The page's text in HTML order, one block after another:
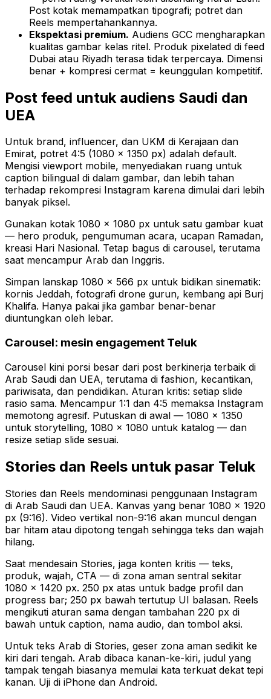
Post kotak memampatkan tipografi; potret dan
Reels mempertahankannya.
Ekspektasi premium. Audiens GCC mengharapkan
kualitas gambar kelas ritel. Produk pixelated di feed
Dubai atau Riyadh terasa tidak terpercaya. Dimensi
benar + kompresi cermat = keunggulan kompetitif.
Post feed untuk audiens Saudi dan
UEA
Untuk brand, influencer, dan UKM di Kerajaan dan
Emirat, potret 4:5 (1080 × 1350 px) adalah default.
Mengisi viewport mobile, menyediakan ruang untuk
caption bilingual di dalam gambar, dan lebih tahan
terhadap rekompresi Instagram karena dimulai dari lebih
banyak piksel.
Gunakan kotak 1080 × 1080 px untuk satu gambar kuat
— hero produk, pengumuman acara, ucapan Ramadan,
kreasi Hari Nasional. Tetap bagus di carousel, terutama
saat mencampur Arab dan Inggris.
Simpan lanskap 1080 × 566 px untuk bidikan sinematik:
kornis Jeddah, fotografi drone gurun, kembang api Burj
Khalifa. Hanya pakai jika gambar benar-benar
diuntungkan oleh lebar.
Carousel: mesin engagement Teluk
Carousel kini porsi besar dari post berkinerja terbaik di
Arab Saudi dan UEA, terutama di fashion, kecantikan,
pariwisata, dan pendidikan. Aturan kritis: setiap slide
rasio sama. Mencampur 1:1 dan 4:5 memaksa Instagram
memotong agresif. Putuskan di awal — 1080 × 1350
untuk storytelling, 1080 × 1080 untuk katalog — dan
resize setiap slide sesuai.
Stories dan Reels untuk pasar Teluk
Stories dan Reels mendominasi penggunaan Instagram
di Arab Saudi dan UEA. Kanvas yang benar 1080 × 1920
px (9:16). Video vertikal non-9:16 akan muncul dengan
bar hitam atau dipotong tengah sehingga teks dan wajah
hilang.
Saat mendesain Stories, jaga konten kritis — teks,
produk, wajah, CTA — di zona aman sentral sekitar
1080 × 1420 px. 250 px atas untuk badge profil dan
progress bar; 250 px bawah tertutup UI balasan. Reels
mengikuti aturan sama dengan tambahan 220 px di
bawah untuk caption, nama audio, dan tombol aksi.
Untuk teks Arab di Stories, geser zona aman sedikit ke
kiri dari tengah. Arab dibaca kanan-ke-kiri, judul yang
tampak tengah biasanya memulai kata terkuat dekat tepi
kanan. Uji di iPhone dan Android.